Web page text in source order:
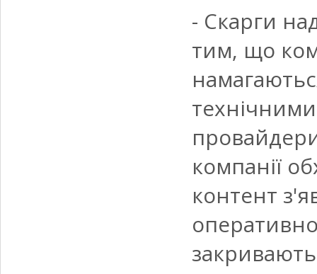
- Скарги
тим, що
компанії
контент